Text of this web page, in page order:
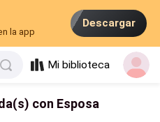
la app
Descargar
Mi biblioteca
con Esposa